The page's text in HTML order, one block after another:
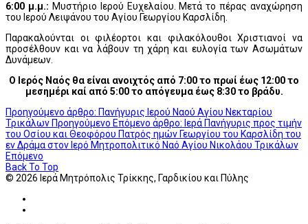
6:00 μ.μ.: Μυστήριο Ιερού Ευχελαίου. Μετά το πέρας αναχώρηση
του Ιερού Λειψάνου του Αγίου Γεωργίου Καρσλίδη.
Παρακαλούνται οι φιλέορτοι και φιλακόλουθοι Χριστιανοί να
προσέλθουν και να λάβουν τη χάρη και ευλογία των Ασωμάτων
Δυνάμεων.
Ο Ιερός Ναός θα είναι ανοιχτός από 7:00 το πρωί έως 12:00 το
μεσημέρι καί από 5:00 το απόγευμα έως 8:30 το βράδυ.
Προηγούμενο άρθρο: Πανήγυρις Ιερού Ναού Αγίου Νεκταρίου
Τρικάλων Προηγούμενο Επόμενο άρθρο: Ιερά Πανήγυρις προς τιμήν
του Οσίου και Θεοφόρου Πατρός ημών Γεωργίου του Καρσλίδη του
εν Δράμα στον Ιερό Μητροπολιτικό Ναό Αγίου Νικολάου Τρικάλων
Επόμενο
Back To Top
© 2026 Ιερά Μητρόπολις Τρίκκης, Γαρδικίου και Πύλης